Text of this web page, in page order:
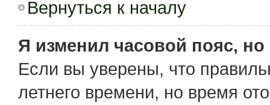
Вернуться к началу
Я изменил часовой пояс,
Если вы уверены, что
летнего времени, но время